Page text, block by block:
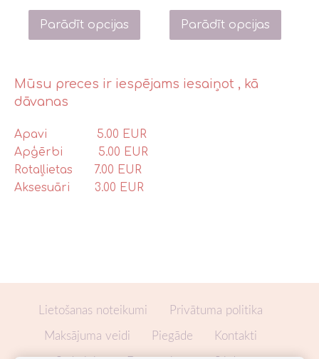
Mūsu preces ir iespējams iesaiņot , kā
dāvanas
Apavi 5.00 EUR
Apģērbi 5.00 EUR
Rotaļlietas 7.00 EUR
Aksesuāri 3.00 EUR
Parādīt opcijas Parādīt opcijas
Lietošanas noteikumi
Privātuma politika
Maksājuma veidi
Piegāde
Kontakti